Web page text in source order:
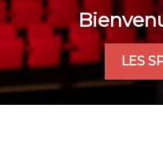
Espace pro
Contact
0
LES